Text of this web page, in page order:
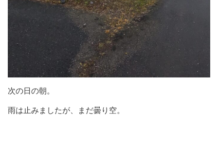
次の日の朝。
雨は止みましたが、まだ曇り空。